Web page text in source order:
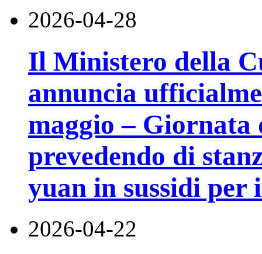
2026-04-28
Il Ministero della
annuncia
maggio –
prevedendo di
yuan in sussidi per
2026-04-22